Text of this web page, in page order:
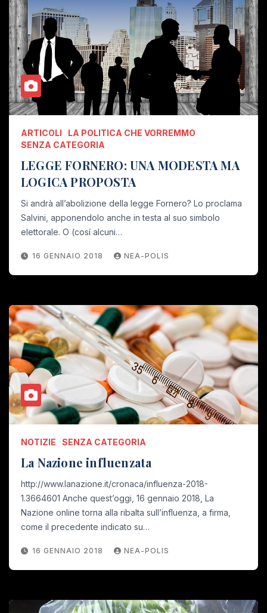
ARTICOLI
LA POLITICA CHE VORREMMO
SENZA CATEGORIA
LEGGE FORNERO: UNA MODESTA MA
LOGICA PROPOSTA
Si andrà all’abolizione della legge Fornero? Lo proclama
Salvini, apponendolo anche in testa al suo simbolo
elettorale. O (cosí alcuni…
16 GENNAIO 2018 NEA-POLIS
NOTIZIE SENZA CATEGORIA
La Nazione influenzata
http://www.lanazione.it/cronaca/influenza-2018-
1.3664601 Anche quest’oggi, 16 gennaio 2018, La
Nazione online torna alla ribalta sull’influenza, a firma,
come il precedente indicato su…
16 GENNAIO 2018 NEA-POLIS